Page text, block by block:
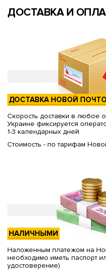
ДОСТАВКА И
ДОСТАВКА НОВОЙ
Скорость доставки в любое
Украине фиксируется
1-3 календарных дней.
Стоимость - по тарифам
НАЛИЧНЫМИ
Наложенным платежом на
необходимо иметь паспорт
удостоверение)